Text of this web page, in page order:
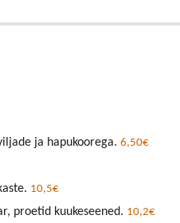
ja hapukoorega. 6,50€
10,5€
proetid kuukeseened. 10,2€